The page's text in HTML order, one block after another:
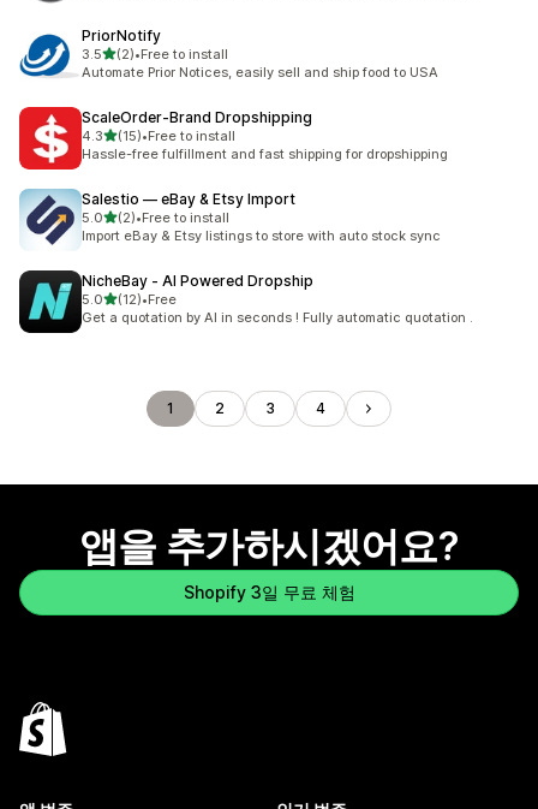
PriorNotify
3.5별 5개 중
(2)
총 리뷰 2개
•Free to install
Automate Prior Notices, easily sell and ship food to USA
ScaleOrder‑Brand Dropshipping
4.3별 5개 중
(15)
총 리뷰 15개
•Free to install
Hassle-free fulfillment and fast shipping for dropshipping
Salestio — eBay & Etsy Import
5.0별 5개 중
(2)
총 리뷰 2개
•Free to install
Import eBay & Etsy listings to store with auto stock sync
NicheBay ‑ AI Powered Dropship
5.0별 5개 중
(12)
총 리뷰 12개
•Free
Get a quotation by AI in seconds ! Fully automatic quotation .
1 2 3 4
앱을 추가하시겠어요?
Shopify 3일 무료 체험